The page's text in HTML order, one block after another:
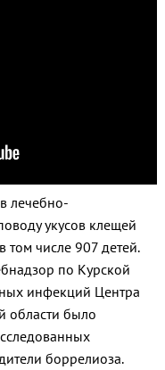
лечебно-
укусов клещей
том числе 907 детей.
по Курской
инфекций Центра
области было
боррелиоза.